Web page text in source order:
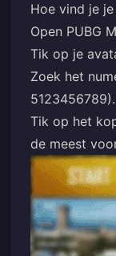
Hoe vind je
Open PUBG
Tik op je
Zoek het
5123456789).
Tik op het
de meest